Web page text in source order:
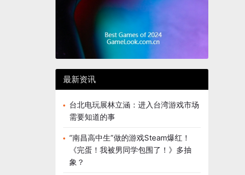
最新资讯
台北电玩展林立涵：进入台湾游戏市场
需要知道的事
“南昌高中生”做的游戏Steam爆红！
《完蛋！我被男同学包围了！》多抽
象？